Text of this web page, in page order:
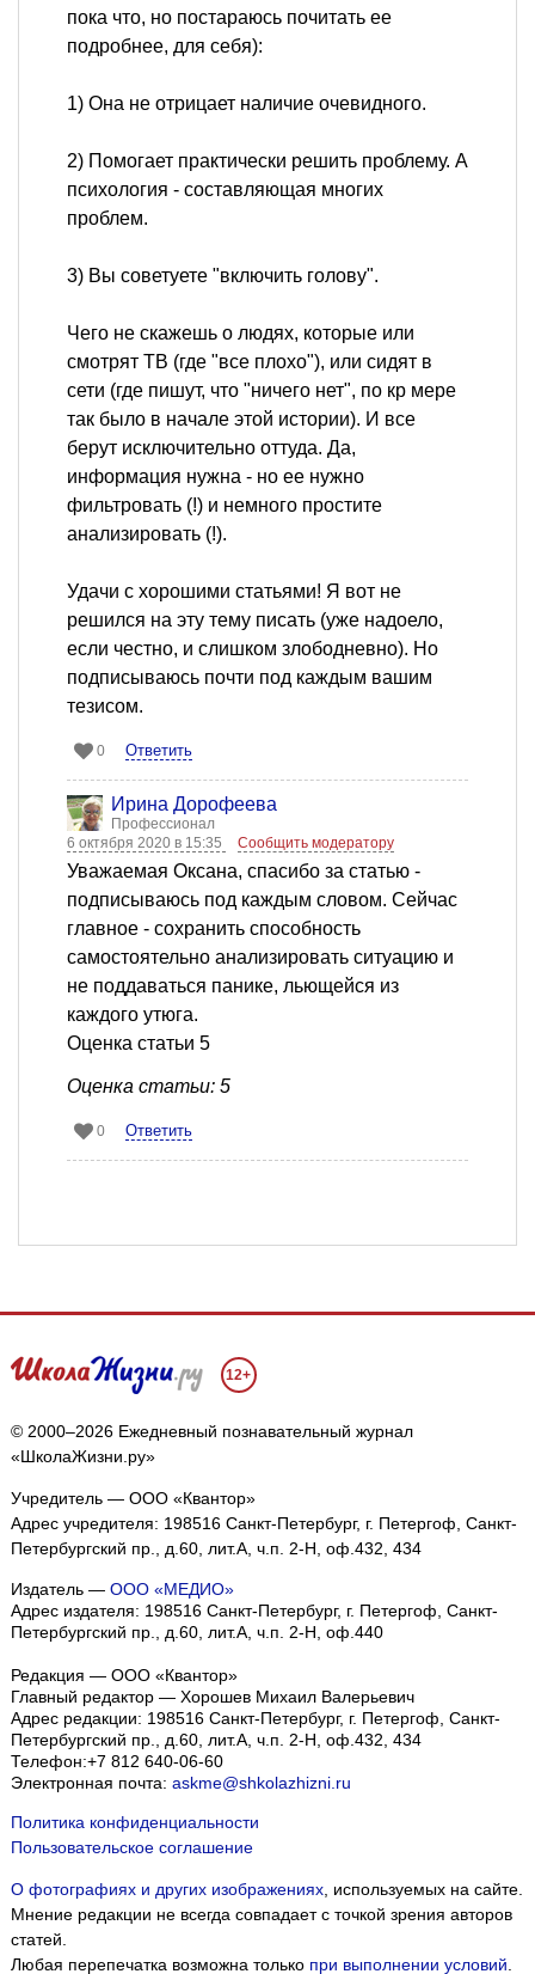
пока что, но постараюсь почитать ее
подробнее, для себя):
1) Она не отрицает наличие очевидного.
2) Помогает практически решить проблему. А
психология - составляющая многих
проблем.
3) Вы советуете "включить голову".
Чего не скажешь о людях, которые или
смотрят ТВ (где "все плохо"), или сидят в
сети (где пишут, что "ничего нет", по кр мере
так было в начале этой истории). И все
берут исключительно оттуда. Да,
информация нужна - но ее нужно
фильтровать (!) и немного простите
анализировать (!).
Удачи с хорошими статьями! Я вот не
решился на эту тему писать (уже надоело,
если честно, и слишком злободневно). Но
подписываюсь почти под каждым вашим
тезисом.
0 Ответить
Ирина Дорофеева
Профессионал
6 октября 2020 в 15:35
Сообщить модератору
Уважаемая Оксана, спасибо за статью -
подписываюсь под каждым словом. Сейчас
главное - сохранить способность
самостоятельно анализировать ситуацию и
не поддаваться панике, льющейся из
каждого утюга.
Оценка статьи 5
Оценка статьи: 5
0 Ответить
12+
© 2000–2026 Ежедневный познавательный журнал
«ШколаЖизни.ру»
Учредитель — ООО «Квантор»
Адрес учредителя: 198516 Санкт-Петербург, г. Петергоф, Санкт-
Петербургский пр., д.60, лит.А, ч.п. 2-Н, оф.432, 434
Издатель — ООО «МЕДИО»
Адрес издателя: 198516 Санкт-Петербург, г. Петергоф, Санкт-
Петербургский пр., д.60, лит.А, ч.п. 2-Н, оф.440
Редакция — ООО «Квантор»
Главный редактор — Хорошев Михаил Валерьевич
Адрес редакции: 198516 Санкт-Петербург, г. Петергоф Санкт-
Петербургский пр., д.60, лит.А, ч.п. 2-Н, оф.432, 434
Телефон:+7 812 640-06-60
Электронная почта: askme@shkolazhizni.ru
Политика конфиденциальности
Пользовательское соглашение
О фотографиях и других изображениях, используемых на сайте.
Мнение редакции не всегда совпадает с точкой зрения авторов
статей.
Любая перепечатка возможна только при выполнении условий